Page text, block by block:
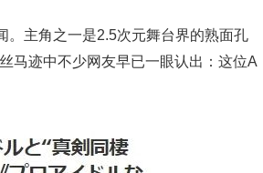
。主角之一是2.5次元舞台界的熟面孔
马迹中不少网友早已一眼认出：这位A